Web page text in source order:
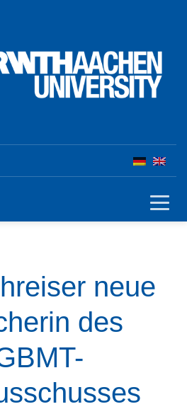
neue
des